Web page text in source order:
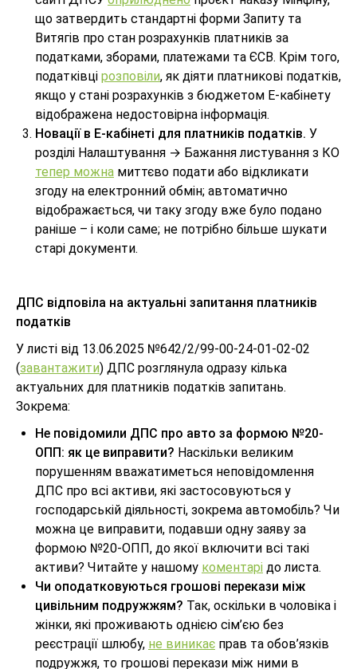
що затвердить стандартні форми Запиту та
Витягів про стан розрахунків платників за
податками, зборами, платежами та ЄСВ. Крім того,
податківці розповіли, як діяти платникові податків,
якщо у стані розрахунків з бюджетом Е-кабінету
відображена недостовірна інформація.
Новації в Е-кабінеті для платників податків. У
розділі Налаштування → Бажання листування з КО
тепер можна миттєво подати або відкликати
згоду на електронний обмін; автоматично
відображається, чи таку згоду вже було подано
раніше – і коли саме; не потрібно більше шукати
старі документи.
ДПС відповіла на актуальні запитання платників
податків
У листі від 13.06.2025 №642/2/99-00-24-01-02-02
(завантажити) ДПС розглянула одразу кілька
актуальних для платників податків запитань.
Зокрема:
Не повідомили ДПС про авто за формою №20-
ОПП: як це виправити? Наскільки великим
порушенням вважатиметься неповідомлення
ДПС про всі активи, які застосовуються у
господарській діяльності, зокрема автомобіль? Чи
можна це виправити, подавши одну заяву за
формою №20-ОПП, до якої включити всі такі
активи? Читайте у нашому коментарі до листа.
Чи оподатковуються грошові перекази між
цивільним подружжям? Так, оскільки в чоловіка і
жінки, які проживають однією сім’єю без
реєстрації шлюбу, не виникає прав та обов’язків
подружжя, то грошові перекази між ними в